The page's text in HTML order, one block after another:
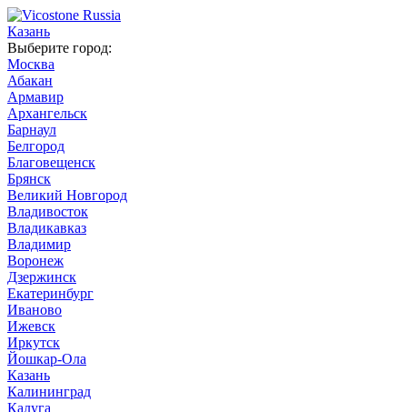
Казань
Выберите город:
Москва
Абакан
Армавир
Архангельск
Барнаул
Белгород
Благовещенск
Брянск
Великий Новгород
Владивосток
Владикавказ
Владимир
Воронеж
Дзержинск
Екатеринбург
Иваново
Ижевск
Иркутск
Йошкар-Ола
Казань
Калининград
Калуга